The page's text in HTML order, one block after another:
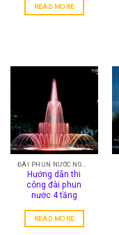
READ MORE
Hướng dẫn thi
công đài phun
nước 4 tầng
READ MORE